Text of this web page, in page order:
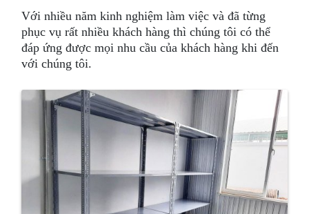
Với nhiều năm kinh nghiệm làm việc và đã từng
phục vụ rất nhiều khách hàng thì chúng tôi có thể
đáp ứng được mọi nhu cầu của khách hàng khi đến
với chúng tôi.